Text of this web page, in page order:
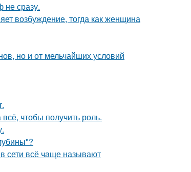
не сразу.
возбуждение, тогда как женщина
но и от мельчайших условий
чтобы получить роль.
сети всё чаще называют